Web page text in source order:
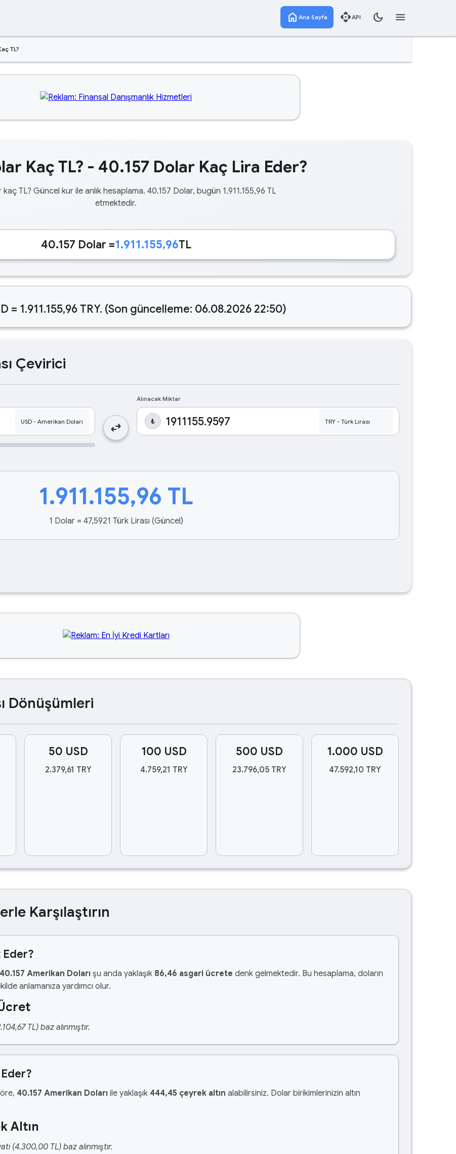
home Ana Sayfa apiAPI dark_mode menu
TL?
Kaç TL? - 40.157 Dolar Kaç Lira Eder?
TL? Güncel kur ile anlık hesaplama. 40.157 Dolar, bugün 1.911.155,96 TL
etmektedir.
40.157 Dolar =1.911.155,96TL
= 1.911.155,96 TRY. (Son güncelleme: 06.08.2026 22:50)
Çevirici
swap_horiz
Alınacak Miktar
₺
1.911.155,96 TL
1 Dolar = 47,5921 Türk Lirası (Güncel)
Dönüşümleri
50 USD
2.379,61 TRY
100 USD
4.759,21 TRY
500 USD
23.796,05 TRY
1.000 USD
47.592,10 TRY
Karşılaştırın
40.157 Amerikan Doları şu anda yaklaşık 86,46 asgari ücrete denk gelmektedir. Bu hesaplama, doların
anlamanıza yardımcı olur.
TL) baz alınmıştır.
40.157 Amerikan Doları ile yaklaşık 444,45 çeyrek altın alabilirsiniz. Dolar birikimlerinizin altın
Altın
(4.300,00 TL) baz alınmıştır.